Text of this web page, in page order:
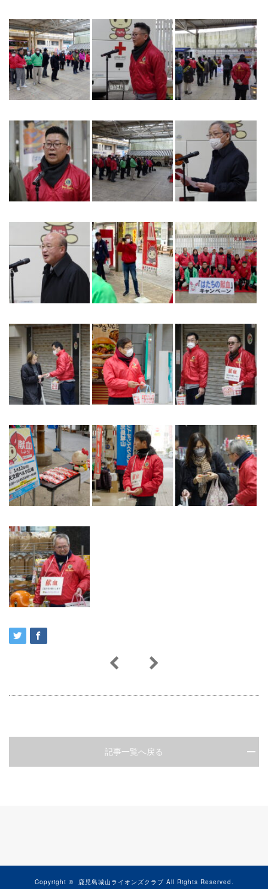
記事一覧へ戻る
Copyright © 鹿児島城山ライオンズクラブ All Rights Reserved.